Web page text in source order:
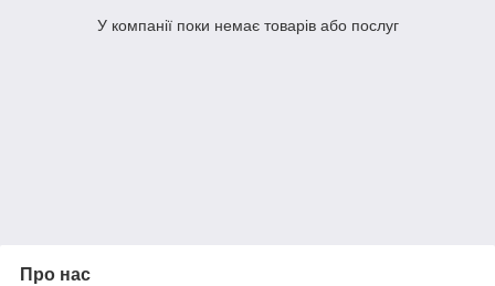
У компанії поки немає товарів або послуг
Про нас